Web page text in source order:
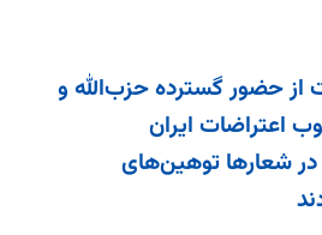
از حضور گسترده حزب‌الله و
اعتراضات ایران
شعارها توهین‌های